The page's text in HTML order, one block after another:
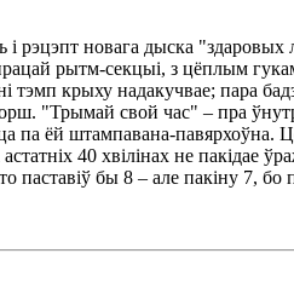
рэцэпт новага дыска "здаровых
рытм-секцыі, з цёплым
крыху надакучвае; пара
"Трымай свой час" – пра
па ёй штампавана-павярхоўна.
40 хвілінах не пакідае
бы 8 – але пакіну 7, бо